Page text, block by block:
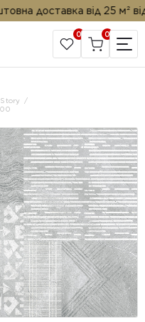
доставка від 25 м² від
КОМПАНІЇ
0 0